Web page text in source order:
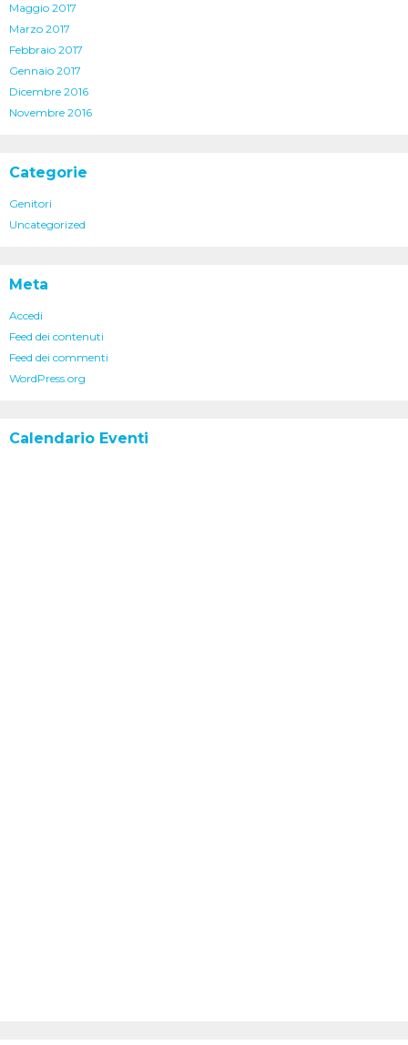
Maggio 2017
Marzo 2017
Febbraio 2017
Gennaio 2017
Dicembre 2016
Novembre 2016
Categorie
Genitori
Uncategorized
Meta
Accedi
Feed dei contenuti
Feed dei commenti
WordPress.org
Calendario Eventi